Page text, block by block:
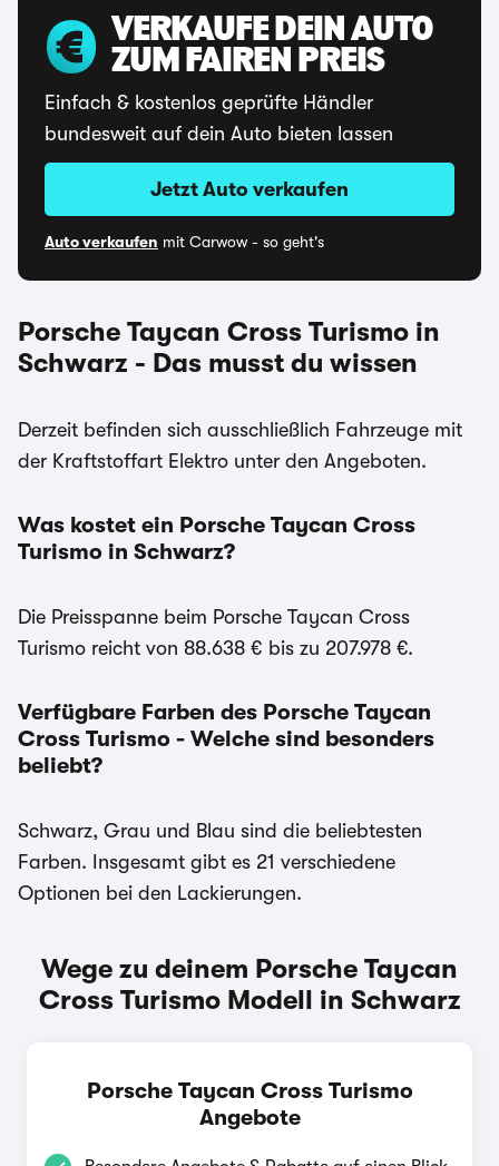
VERKAUFE DEIN AUTO
ZUM FAIREN PREIS
Einfach & kostenlos geprüfte Händler
bundesweit auf dein Auto bieten lassen
Jetzt Auto verkaufen
Auto verkaufen mit Carwow - so geht's
Porsche Taycan Cross Turismo in
Schwarz - Das musst du wissen
Derzeit befinden sich ausschließlich Fahrzeuge mit
der Kraftstoffart Elektro unter den Angeboten.
Was kostet ein Porsche Taycan Cross
Turismo in Schwarz?
Die Preisspanne beim Porsche Taycan Cross
Turismo reicht von 88.638 € bis zu 207.978 €.
Verfügbare Farben des Porsche Taycan
Cross Turismo - Welche sind besonders
beliebt?
Schwarz, Grau und Blau sind die beliebtesten
Farben. Insgesamt gibt es 21 verschiedene
Optionen bei den Lackierungen.
Wege zu deinem Porsche Taycan
Cross Turismo Modell in Schwarz
Porsche Taycan Cross Turismo
Angebote